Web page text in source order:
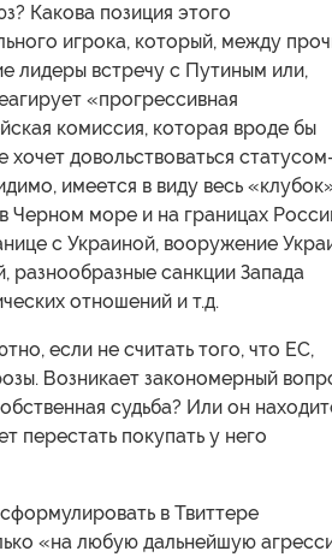
Какова позиция этого
игрока, который, между
лидеры встречу с Путиным или,
«прогрессивная
комиссия, которая вроде бы
довольствоваться
имеется в виду весь
море и на границах
с Украиной, вооружение
разнообразные санкции Запада
отношений и т.д.
если не считать того, что ЕС,
Возникает закономерный
судьба? Или он
перестать покупать у него
в Твиттере
«на любую дальнейшую